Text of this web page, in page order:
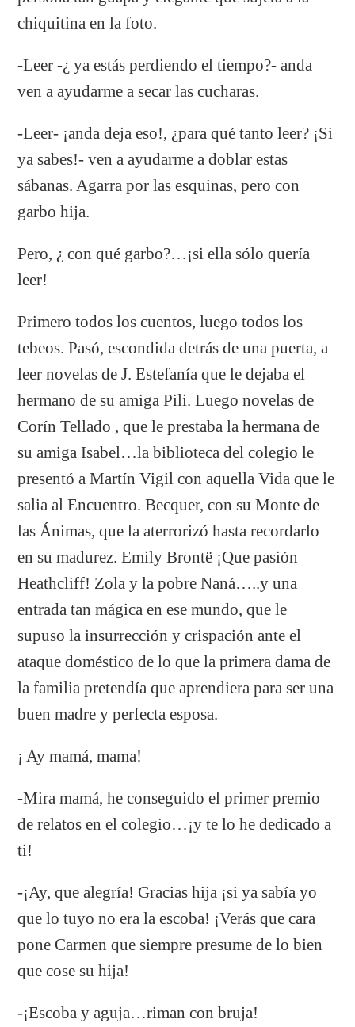
chiquitina en la foto.
-Leer -¿ ya estás perdiendo el tiempo?- anda
ven a ayudarme a secar las cucharas.
-Leer- ¡anda deja eso!, ¿para qué tanto leer? ¡Si
ya sabes!- ven a ayudarme a doblar estas
sábanas. Agarra por las esquinas, pero con
garbo hija.
Pero, ¿ con qué garbo?…¡si ella sólo quería
leer!
Primero todos los cuentos, luego todos los
tebeos. Pasó, escondida detrás de una puerta, a
leer novelas de J. Estefanía que le dejaba el
hermano de su amiga Pili. Luego novelas de
Corín Tellado , que le prestaba la hermana de
su amiga Isabel…la biblioteca del colegio le
presentó a Martín Vigil con aquella Vida que le
salia al Encuentro. Becquer, con su Monte de
las Ánimas, que la aterrorizó hasta recordarlo
en su madurez. Emily Brontë ¡Que pasión
Heathcliff! Zola y la pobre Naná…..y una
entrada tan mágica en ese mundo, que le
supuso la insurrección y crispación ante el
ataque doméstico de lo que la primera dama de
la familia pretendía que aprendiera para ser una
buen madre y perfecta esposa.
¡ Ay mamá, mama!
-Mira mamá, he conseguido el primer premio
de relatos en el colegio…¡y te lo he dedicado a
ti!
-¡Ay, que alegría! Gracias hija ¡si ya sabía yo
que lo tuyo no era la escoba! ¡Verás que cara
pone Carmen que siempre presume de lo bien
que cose su hija!
-¡Escoba y aguja…riman con bruja!